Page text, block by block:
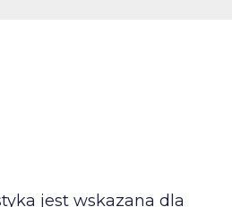
jest wskazana dla